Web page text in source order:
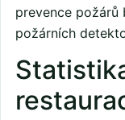
prevence požárů
požárních